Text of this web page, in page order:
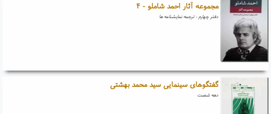
مجموعه آثار احمد شاملو - ۴
دفتر چهارم : ترجمه نمایشنامه ها
گفتگوهای سینمایی سید محمد بهشتی
دهه شصت